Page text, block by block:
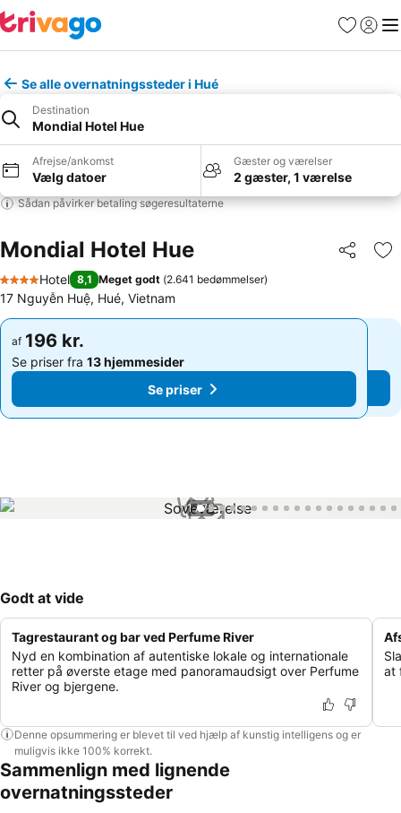
Favoritter
Log ind
Se alle overnatningssteder i Hué
Destination
Mondial Hotel Hue
Afrejse/ankomst
Vælg datoer
Gæster og værelser
2 gæster, 1 værelse
Sådan påvirker betaling søgeresultaterne
Mondial Hotel Hue Del
4 Stjerner
Hotel 8,1 Meget godt (2.641 bedømmelser)
17 Nguyễn Huệ, Hué, Vietnam
af 196 kr.
Se priser fra 13 hjemmesider
Se priser
af 196 kr.
Se priser fra 13 hjemmesider
Se priser
1 / 76
Godt at vide
Tagrestaurant og bar ved Perfume River
Nyd en kombination af autentiske lokale og internationale
retter på øverste etage med panoramaudsigt over Perfume
River og bjergene.
at
Denne opsummering er blevet til ved hjælp af kunstig intelligens og er
muligvis ikke 100% korrekt.
Sammenlign med lignende
overnatningssteder